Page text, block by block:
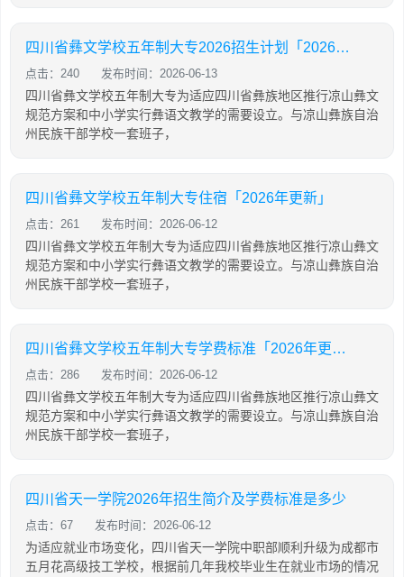
四川省彝文学校五年制大专2026招生计划「2026年更新」
点击：240 发布时间：2026-06-13
四川省彝文学校五年制大专为适应四川省彝族地区推行凉山彝文
规范方案和中小学实行彝语文教学的需要设立。与凉山彝族自治
州民族干部学校一套班子，
四川省彝文学校五年制大专住宿「2026年更新」
点击：261 发布时间：2026-06-12
四川省彝文学校五年制大专为适应四川省彝族地区推行凉山彝文
规范方案和中小学实行彝语文教学的需要设立。与凉山彝族自治
州民族干部学校一套班子，
四川省彝文学校五年制大专学费标准「2026年更新」
点击：286 发布时间：2026-06-12
四川省彝文学校五年制大专为适应四川省彝族地区推行凉山彝文
规范方案和中小学实行彝语文教学的需要设立。与凉山彝族自治
州民族干部学校一套班子，
四川省天一学院2026年招生简介及学费标准是多少
点击：67 发布时间：2026-06-12
为适应就业市场变化，四川省天一学院中职部顺利升级为成都市
五月花高级技工学校，根据前几年我校毕业生在就业市场的情况